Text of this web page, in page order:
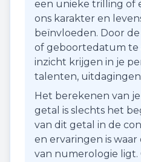
een unieke trilling of
ons karakter en
beïnvloeden. Door
of geboortedatum te
inzicht krijgen in je
talenten,
Het berekenen van
getal is slechts het
van dit getal in de
en ervaringen is
van numerologie